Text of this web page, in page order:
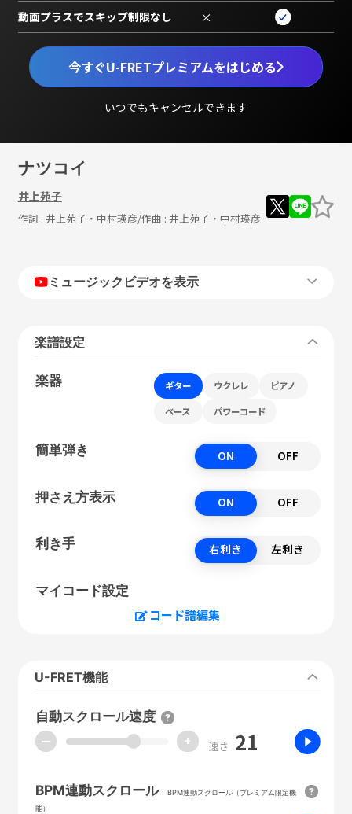
今すぐU-FRETプレミアムをはじめる
いつでもキャンセルできます
動画プラスでスキップ制限なし ×
ナツコイ
井上苑子
作詞 : 井上苑子・中村瑛彦/作曲 : 井上苑子・中村瑛彦
ミュージックビデオを表示
楽譜設定
楽器 ギター ウクレレ ピアノ
ベース パワーコード
簡単弾き ON OFF
押さえ方表示 ON OFF
利き手 右利き 左利き
マイコード設定
コード譜編集
U-FRET機能
自動スクロール速度
ー + 速さ 21
BPM連動スクロール
BPM連動スクロール（プレミアム限定機
能）